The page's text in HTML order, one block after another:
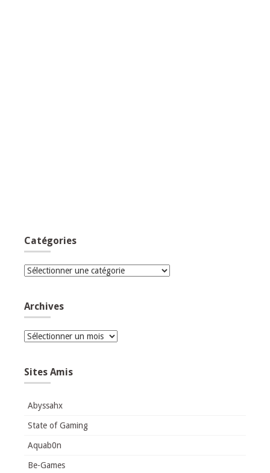
Catégories
Catégories
Archives
Archives
Sites Amis
Abyssahx
State of Gaming
Aquab0n
Be-Games